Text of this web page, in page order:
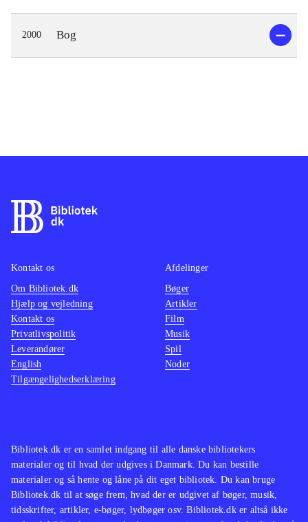
2000 Bog
Bibliotek.dk er en samlet indgang til alle danske bibliotekers
materialer og til hvad der udgives i Danmark. Du kan bestille
materialer og så hente og låne på dit eget bibliotek. Du kan bruge
Bibliotek.dk til at søge frem, hvad der er udgivet af bøger, musik,
tidsskrifter, artikler, e-bøger, lydbøger osv. Bibliotek.dk er altså ikke
Kontakt os
Om Bibliotek.dk
Hjælp og vejledning
Kontakt os
Privatlivspolitik
Leverandører
English
Tilgængelighedserklæring
Afdelinger
Bøger
Artikler
Film
Musik
Spil
Noder